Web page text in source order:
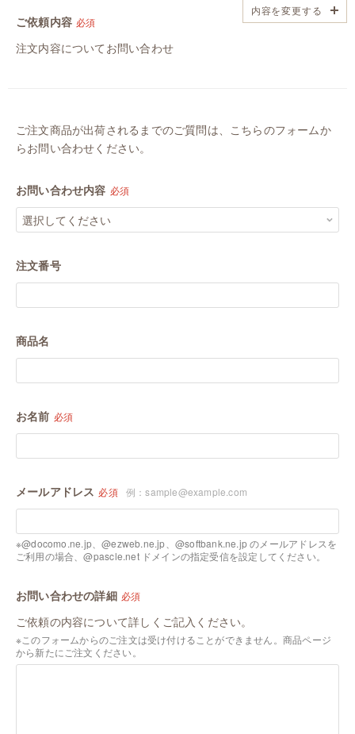
ご依頼内容 必須
注文内容についてお問い合わせ
内容を変更する
ご注文商品が出荷されるまでのご質問は、こちらのフォームか
らお問い合わせください。
お問い合わせ内容 必須
注文番号
商品名
お名前 必須
メールアドレス 必須 例：sample@example.com
※@docomo.ne.jp、@ezweb.ne.jp、@softbank.ne.jp のメールアドレスを
ご利用の場合、@pascle.net ドメインの指定受信を設定してください。
お問い合わせの詳細 必須
ご依頼の内容について詳しくご記入ください。
※このフォームからのご注文は受け付けることができません。商品ページ
から新たにご注文ください。